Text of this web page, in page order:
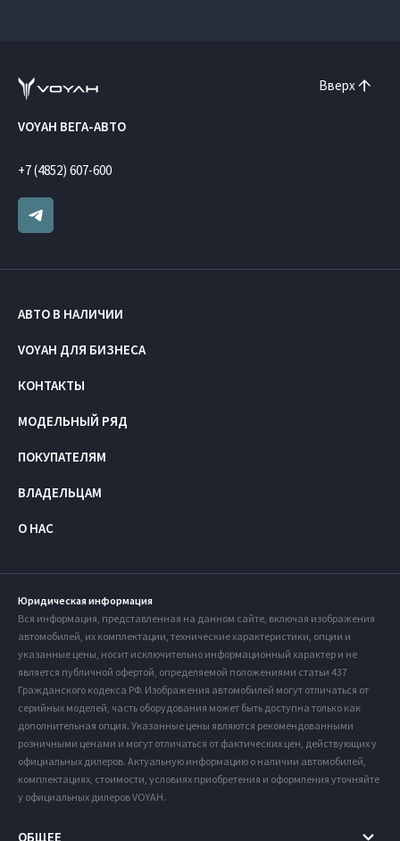
Вверх
VOYAH ВЕГА-АВТО
+7 (4852) 607-600
АВТО В НАЛИЧИИ
VOYAH ДЛЯ БИЗНЕСА
КОНТАКТЫ
МОДЕЛЬНЫЙ РЯД
ПОКУПАТЕЛЯМ
ВЛАДЕЛЬЦАМ
О НАС
Юридическая информация
Вся информация, представленная на данном сайте, включая изображения
автомобилей, их комплектации, технические характеристики, опции и
указанные цены, носит исключительно информационный характер и не
является публичной офертой, определяемой положениями статьи 437
Гражданского кодекса РФ. Изображения автомобилей могут отличаться от
серийных моделей, часть оборудования может быть доступна только как
дополнительная опция. Указанные цены являются рекомендованными
розничными ценами и могут отличаться от фактических цен, действующих у
официальных дилеров. Актуальную информацию о наличии автомобилей,
комплектациях, стоимости, условиях приобретения и оформления уточняйте
у официальных дилеров VOYAH.
ОБЩЕЕ